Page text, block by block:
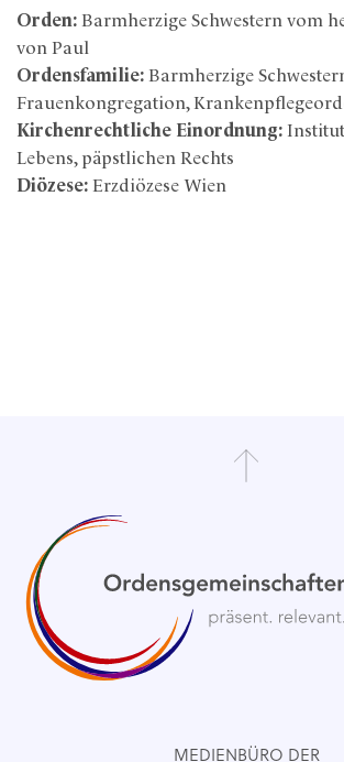
Orden: Barmherzige Schwestern vom
von Paul
Ordensfamilie: Barmherzige
Frauenkongregation,
Kirchenrechtliche Einordnung:
Lebens, päpstlichen Rechts
Diözese: Erzdiözese Wien
MEDIENBÜRO DER